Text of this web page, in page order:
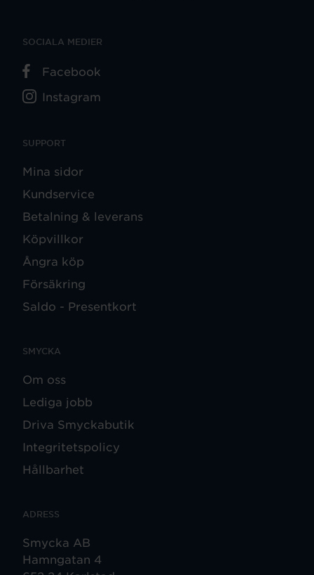
SUPPORT
Mina sidor
Kundservice
Betalning & leverans
Köpvillkor
Ångra köp
Försäkring
Saldo - Presentkort
SMYCKA
Om oss
Lediga jobb
Driva Smyckabutik
Integritetspolicy
Hållbarhet
ADRESS
Smycka AB
Hamngatan 4
SOCIALA MEDIER
Facebook
Instagram